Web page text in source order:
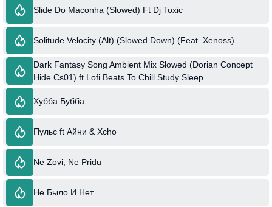
Slide Do Maconha (Slowed) Ft Dj Toxic
Solitude Velocity (Alt) (Slowed Down) (Feat. Xenoss)
Dark Fantasy Song Ambient Mix Slowed (Dorian Concept
Hide Cs01) ft Lofi Beats To Chill Study Sleep
Хубба Бубба
Пульс ft Айни & Xcho
Ne Zovi, Ne Pridu
Не Было И Нет